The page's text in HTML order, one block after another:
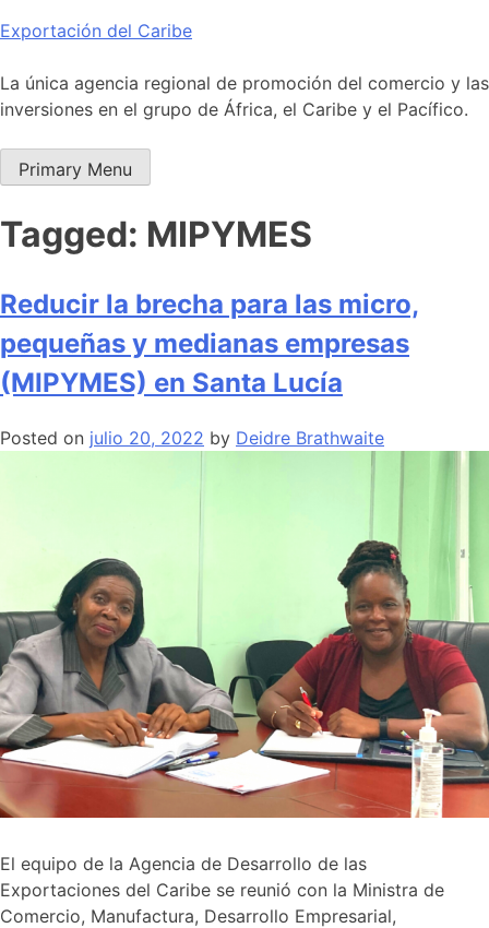
Skip
content
Exportación del Caribe
La única agencia regional de promoción del comercio y las
inversiones en el grupo de África, el Caribe y el Pacífico.
Primary Menu
Tagged: MIPYMES
Reducir la brecha para las micro,
pequeñas y medianas empresas
(MIPYMES) en Santa Lucía
Posted on julio 20, 2022 by Deidre Brathwaite
El equipo de la Agencia de Desarrollo de las
Exportaciones del Caribe se reunió con la Ministra de
Comercio, Manufactura, Desarrollo Empresarial,